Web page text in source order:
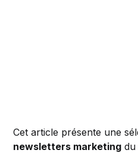
Cet article présente une
newsletters marketing du